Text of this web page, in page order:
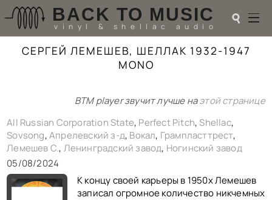
BACK TO MUSIC
vinyl & shellac audio ☌
☌
РАДИОТЕХНИКА
UPGRADES
PIEZO
АКУСТИКА
ТЕОРИЯ
МУЗЫКА
HI-FI PLAYERS
СЕРГЕЙ ЛЕМЕШЕВ, ШЕЛЛАК 1932-1947
MONO
BTM player звучит лучше наэтой странице
All Russian Corporation State, Perfect Pitch,Shellac,
Sovsong,Апрелевский з-д, Вокал, Грампласттрест,
Лемешев С., Ленинградский завод, Ногинский завод
05/08/2024
К концу своей карьеры в 1950х Лемешев
записал огромное количество никчемных